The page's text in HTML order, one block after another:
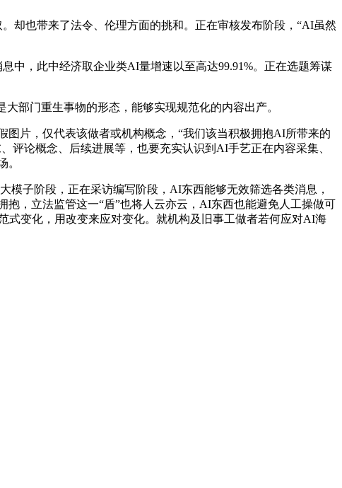
也带来了法令、伦理方面的挑和。正在审核发布阶段，“AI虽然
，此中经济取企业类AI量增速以至高达99.91%。正在选题筹谋
部门重生事物的形态，能够实现规范化的内容出产。
片，仅代表该做者或机构概念，“我们该当积极拥抱AI所带来的
评论概念、后续进展等，也要充实认识到AI手艺正在内容采集、
。
子阶段，正在采访编写阶段，AI东西能够无效筛选各类消息，
抱，立法监管这一“盾”也将人云亦云，AI东西也能避免人工操做可
变化，用改变来应对变化。就机构及旧事工做者若何应对AI海